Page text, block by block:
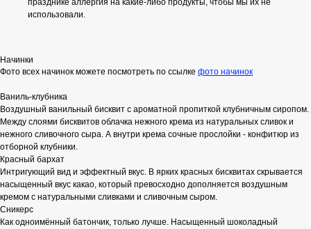
празднике аллергия на какие-либо продукты, чтобы мы их не
использовали.
Начинки
Фото всех начинок можете посмотреть по ссылке фото начинок
Ваниль-клубника
Воздушный ванильный бисквит с ароматной пропиткой клубничным сиропом.
Между слоями бисквитов облачка нежного крема из натуральных сливок и
нежного сливочного сыра. А внутри крема сочные прослойки - конфитюр из
отборной клубники.
Красный бархат
Интригующий вид и эффектный вкус. В ярких красных бисквитах скрывается
насыщенный вкус какао, который превосходно дополняется воздушным
кремом с натуральными сливками и сливочным сыром.
Сникерс
Как одноимённый батончик, только лучше. Насыщенный шоколадный